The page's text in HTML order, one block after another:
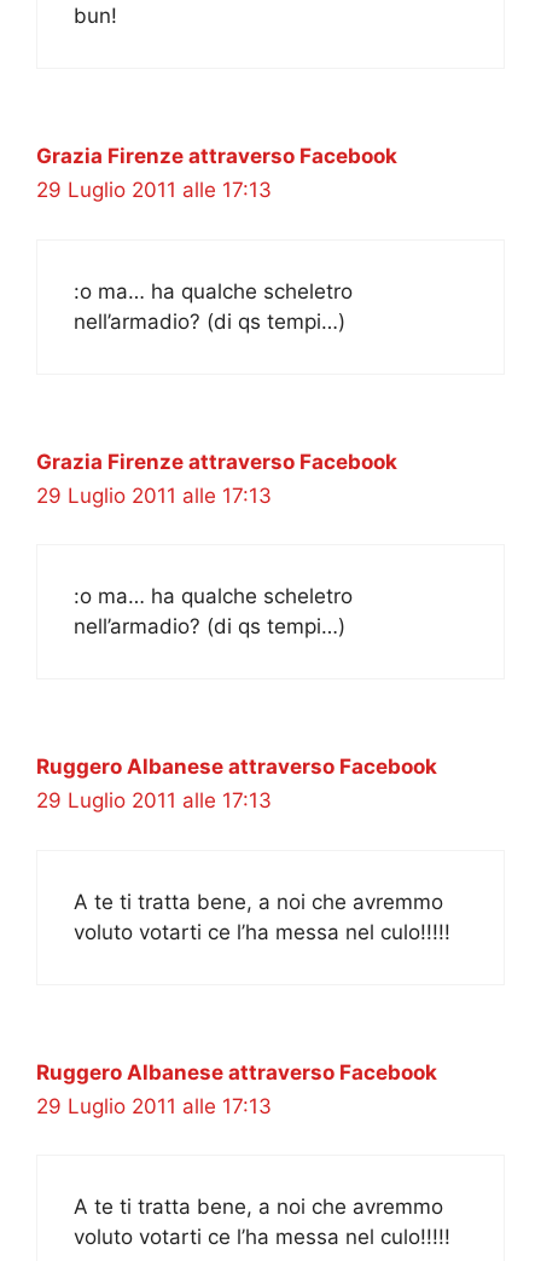
bun!
Grazia Firenze attraverso Facebook
29 Luglio 2011 alle 17:13
:o ma… ha qualche scheletro
nell’armadio? (di qs tempi…)
Grazia Firenze attraverso Facebook
29 Luglio 2011 alle 17:13
:o ma… ha qualche scheletro
nell’armadio? (di qs tempi…)
Ruggero Albanese attraverso Facebook
29 Luglio 2011 alle 17:13
A te ti tratta bene, a noi che avremmo
voluto votarti ce l’ha messa nel culo!!!!!
Ruggero Albanese attraverso Facebook
29 Luglio 2011 alle 17:13
A te ti tratta bene, a noi che avremmo
voluto votarti ce l’ha messa nel culo!!!!!